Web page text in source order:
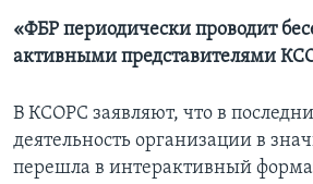
«ФБР периодически проводит
активными представителями
В КСОРС заявляют, что в
деятельность организации в
перешла в интерактивный